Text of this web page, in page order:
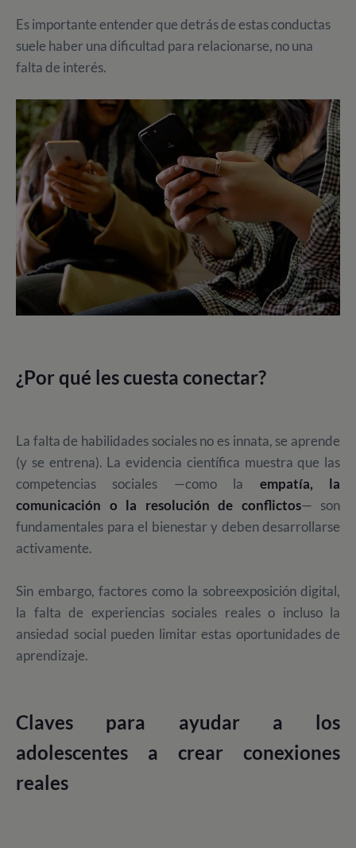
Es importante entender que detrás de estas conductas
suele haber una dificultad para relacionarse, no una
falta de interés.
¿Por qué les cuesta conectar?
La falta de habilidades sociales no es innata, se aprende
(y se entrena). La evidencia científica muestra que las
competencias sociales —como la empatía, la
comunicación o la resolución de conflictos— son
fundamentales para el bienestar y deben desarrollarse
activamente.
Sin embargo, factores como la sobreexposición digital,
la falta de experiencias sociales reales o incluso la
ansiedad social pueden limitar estas oportunidades de
aprendizaje.
Claves para ayudar a los
adolescentes a crear conexiones
reales